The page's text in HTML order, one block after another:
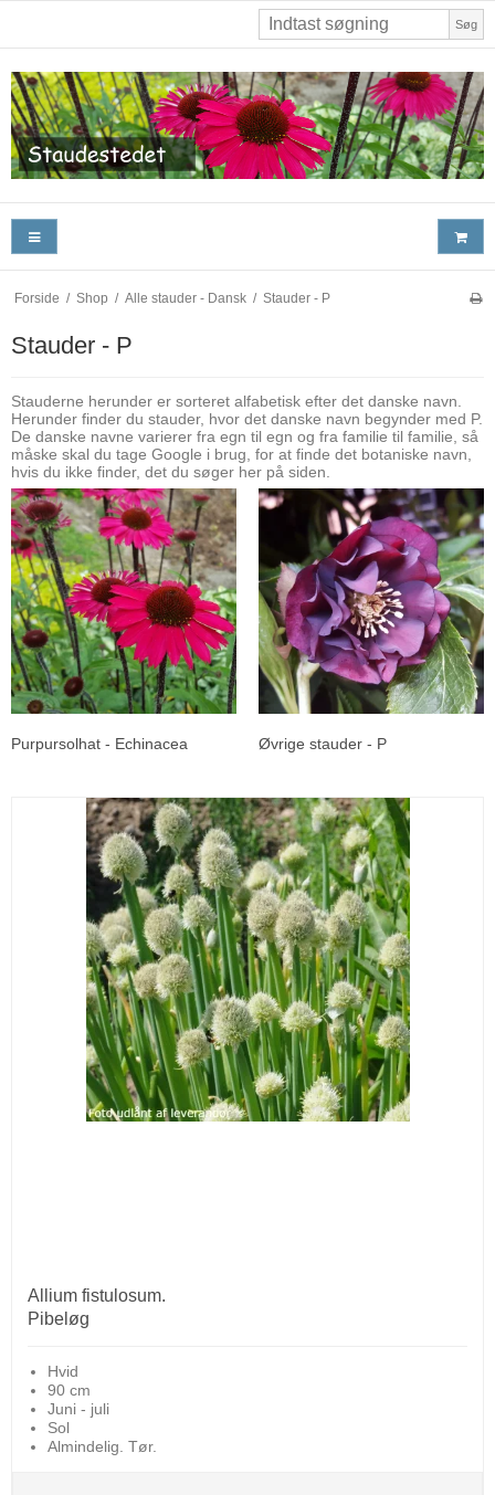
Søg
Forside / Shop / Alle stauder - Dansk / Stauder - P
Stauder - P
Stauderne herunder er sorteret alfabetisk efter det danske navn.
Herunder finder du stauder, hvor det danske navn begynder med P.
De danske navne varierer fra egn til egn og fra familie til familie, så
måske skal du tage Google i brug, for at finde det botaniske navn,
hvis du ikke finder, det du søger her på siden.
Purpursolhat - Echinacea Øvrige stauder - P
Allium fistulosum.
Pibeløg
Hvid
90 cm
Juni - juli
Sol
Almindelig. Tør.